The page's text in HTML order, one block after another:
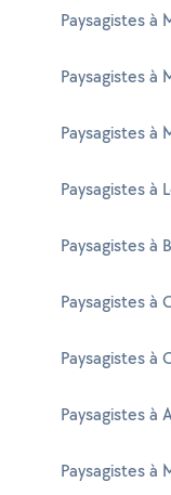
Paysagistes à
Paysagistes à
Paysagistes à
Paysagistes à
Paysagistes à
Paysagistes à
Paysagistes à
Paysagistes à
Paysagistes à